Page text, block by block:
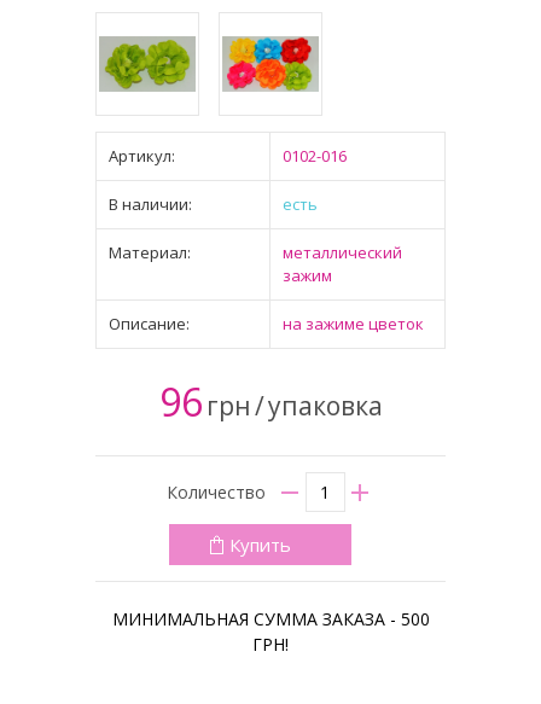
Артикул: 0102-016
В наличии: есть
Материал:
металлический
зажим
Описание: на зажиме цветок
96 грн/упаковка
Количество
Купить
МИНИМАЛЬНАЯ СУММА ЗАКАЗА - 500
ГРН!